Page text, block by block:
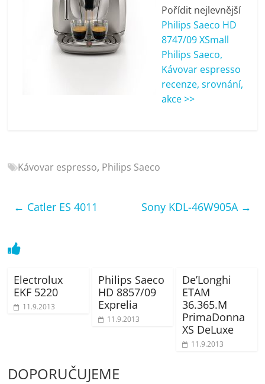
kávovary,
bazény
televize,
telefony,
bazény
Pořídit nejlevnější
Philips Saeco HD
8747/09 XSmall
Philips Saeco,
Kávovar espresso
recenze, srovnání,
akce >>
Kávovar espresso, Philips Saeco
← Catler ES 4011 Sony KDL-46W905A →
Electrolux
EKF 5220
11.9.2013
Philips Saeco
HD 8857/09
Exprelia
11.9.2013
De’Longhi
ETAM
36.365.M
PrimaDonna
XS DeLuxe
11.9.2013
DOPORUČUJEME